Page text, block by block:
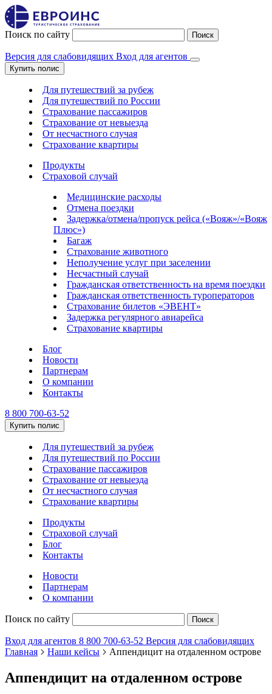
Поиск по сайту Поиск
Версия для слабовидящих Вход для агентов
Купить полис
Для путешествий за рубеж
Для путешествий по России
Страхование пассажиров
Страхование от невыезда
От несчастного случая
Страхование квартиры
Продукты
Страховой случай
Медицинские расходы
Отмена поездки
Задержка/отмена/пропуск рейса («Вояж»/«Вояж
Плюс»)
Багаж
Страхование животного
Неполучение услуг при заселении
Несчастный случай
Гражданская ответственность на время поездки
Гражданская ответственность туроператоров
Страхование билетов «ЭВЕНТ»
Задержка регулярного авиарейса
Страхование квартиры
Блог
Новости
Партнерам
О компании
Контакты
8 800 700-63-52
Купить полис
Для путешествий за рубеж
Для путешествий по России
Страхование пассажиров
Страхование от невыезда
От несчастного случая
Страхование квартиры
Продукты
Страховой случай
Блог
Контакты
Новости
Партнерам
О компании
Поиск по сайту Поиск
Вход для агентов 8 800 700-63-52 Версия для слабовидящих
Главная
Наши кейсы Аппендицит на отдаленном острове
Аппендицит на отдаленном острове